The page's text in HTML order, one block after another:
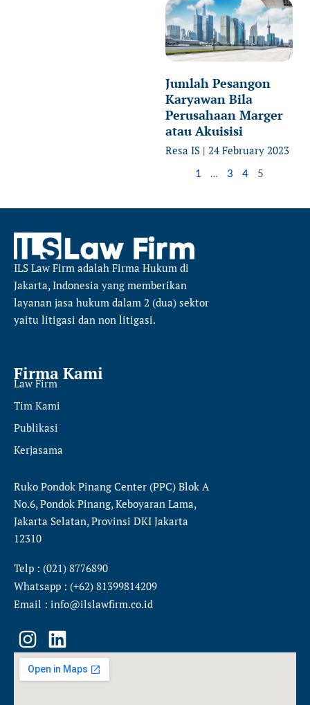
Jumlah Pesangon
Karyawan Bila
Perusahaan Marger
atau Akuisisi
Resa IS 24 February 2023
1 3 4 5
ILS Law Firm adalah Firma Hukum di
Jakarta, Indonesia yang memberikan
layanan jasa hukum dalam 2 (dua) sektor
yaitu litigasi dan non litigasi.
Firma Kami
Law Firm
Tim Kami
Publikasi
Kerjasama
Ruko Pondok Pinang Center (PPC) Blok A
No.6, Pondok Pinang, Keboyaran Lama,
Jakarta Selatan, Provinsi DKI Jakarta
12310
Telp : (021) 8776890
Whatsapp : (+62) 81399814209
Email : info@ilslawfirm.co.id
I
n
s
L
i
n